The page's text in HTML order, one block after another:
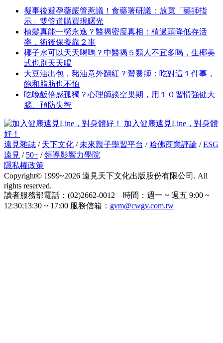
擬事後避孕藥嚴管惹議！食藥署研議：放寬「藥師指
示」雙管道購買現曙光
植髮真能一勞永逸？醫揭密度真相：植過頭降低存活
率，術後保養靠２事
椰子水可以天天喝嗎？中醫揭５類人不宜多喝，生椰美
式也別天天喝
大豆油出包，豬油意外翻紅？營養師：吃對這１件事，
飽和脂肪也不怕
吃晚飯倍感孤獨？心理師談空巢期，用１０習慣強健大
腦、預防失智
加入健康遠見Line，對身體
好！
遠見雜誌 / 天下文化 / 未來親子學習平台 / 哈佛商業評論 /ESG
遠見 / 50+ /領導影響力學院
隱私權政策
Copyright© 1999~2026 遠見天下文化出版股份有限公司. All
rights reserved.
讀者服務部電話：(02)2662-0012 時間：週一 ~ 週五 9:00 ~
12:30;13:30 ~ 17:00 服務信箱： gvm@cwgv.com.tw